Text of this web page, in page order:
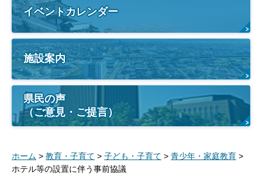
イベントカレンダー
施設案内
県民の声
（ご意見・ご提言）
ホーム > 教育・子育て > 子ども・子育て > 青少年・家庭教育 >
ホテル等の設置に伴う事前協議